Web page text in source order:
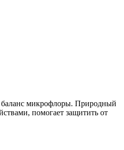
баланс микрофлоры. Природный
помогает защитить от